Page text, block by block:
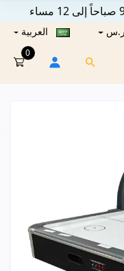
العربية
0